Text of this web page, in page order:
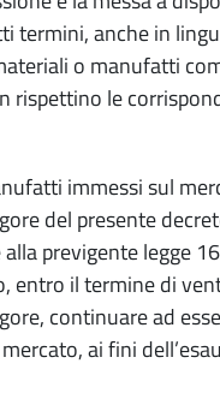
termini, anche in
o manufatti
rispettino le
immessi sul
del presente
previgente legge
entro il termine di
continuare ad
ai fini